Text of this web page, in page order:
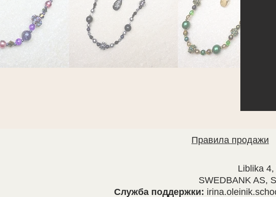
Правила продажи
Liblika
SWEDBANK AS,
Служба поддержки: